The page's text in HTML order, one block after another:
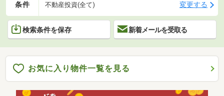
条件 不動産投資(全て) 変更する
検索条件を保存 新着メールを受取る
お気に入り物件一覧を見る